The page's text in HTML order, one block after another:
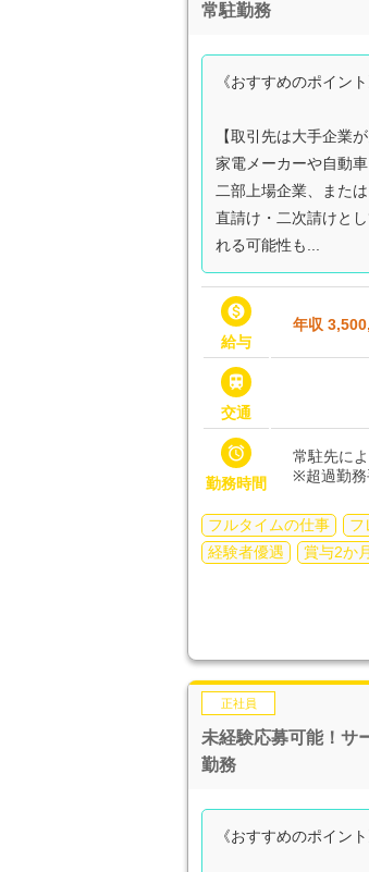
常駐勤務
《おすすめのポイント
【取引先は大手企業が
家電メーカーや自動
二部上場企業、また
直請け・二次請けと
れる可能性も...

給与
年収

交通

勤務時間
常駐先に
※超過勤務
フルタイムの仕事 フ
経験者優遇
賞与2か
正社員
未経験応募可能！サ
勤務
《おすすめのポイント